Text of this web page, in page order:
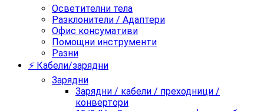
Осветителни тела
Разклонители / Адаптери
Офис консумативи
Помощни инструменти
Разни
⚡ Кабели/зарядни
Зарядни
Зарядни / кабели / преходници /
конвертори